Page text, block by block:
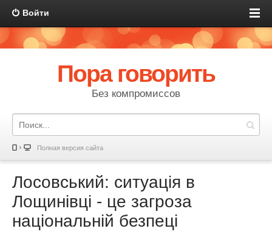
Войти
Пора говорить
Без компромиссов
Полная версия сайта
Лосовський: ситуація в
Лощинівці - це загроза
національній безпеці